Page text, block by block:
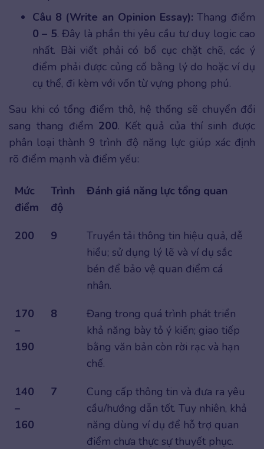
Câu 8 (Write an Opinion Essay): Thang điểm
0 – 5. Đây là phần thi yêu cầu tư duy logic cao
nhất. Bài viết phải có bố cục chặt chẽ, các ý
điểm phải được củng cố bằng lý do hoặc ví dụ
cụ thể, đi kèm với vốn từ vựng phong phú.
Sau khi có tổng điểm thô, hệ thống sẽ chuyển đổi
sang thang điểm 200. Kết quả của thí sinh được
phân loại thành 9 trình độ năng lực giúp xác định
rõ điểm mạnh và điểm yếu:
Mức
điểm
Trình
độ
Đánh giá năng lực tổng quan
200 9
Truyền tải thông tin hiệu quả, dễ
hiểu; sử dụng lý lẽ và ví dụ sắc
bén để bảo vệ quan điểm cá
nhân.
170
–
190
8
Đang trong quá trình phát triển
khả năng bày tỏ ý kiến; giao tiếp
bằng văn bản còn rời rạc và hạn
chế.
140
–
160
7
Cung cấp thông tin và đưa ra yêu
cầu/hướng dẫn tốt. Tuy nhiên, khả
năng dùng ví dụ để hỗ trợ quan
điểm chưa thực sự thuyết phục.